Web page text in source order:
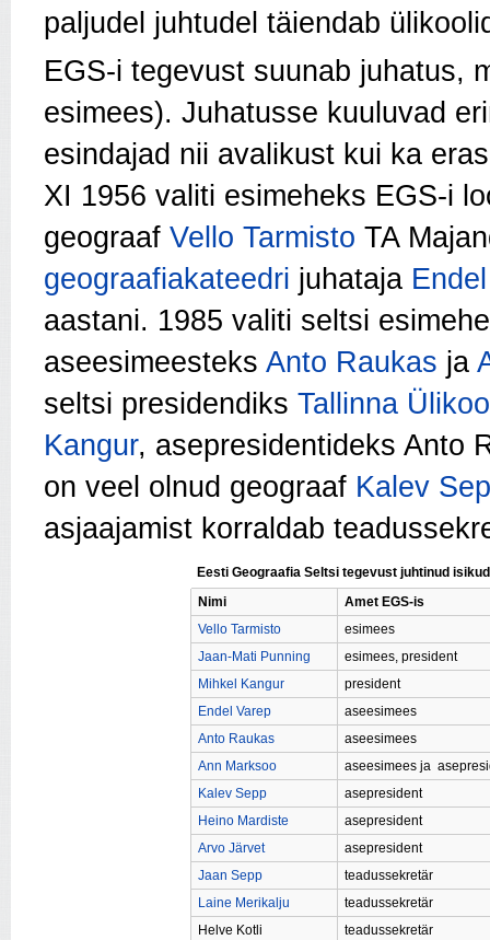
paljudel juhtudel täiendab
EGS-i tegevust suunab juhatus,
esimees). Juhatusse kuuluvad
esindajad nii avalikust kui ka
XI 1956 valiti esimeheks EGS-i
geograaf Vello Tarmisto TA
geograafiakateedri juhataja
aastani. 1985 valiti seltsi
aseesimeesteks Anto Raukas ja
seltsi presidendiks Tallinna
Kangur, asepresidentideks Anto
on veel olnud geograaf Kalev
asjaajamist korraldab
Eesti Geograafia Seltsi tegevust juhtinud isikud
Nimi
Amet EGS-is
Vello Tarmisto
esimees
Jaan-Mati Punning
esimees, president
Mihkel Kangur
president
Endel Varep
aseesimees
Anto Raukas
aseesimees
Ann Marksoo
aseesimees ja
Kalev Sepp
asepresident
Heino Mardiste
asepresident
Arvo Järvet
asepresident
Jaan Sepp
teadussekretär
Laine Merikalju
teadussekretär
Helve Kotli
teadussekretär